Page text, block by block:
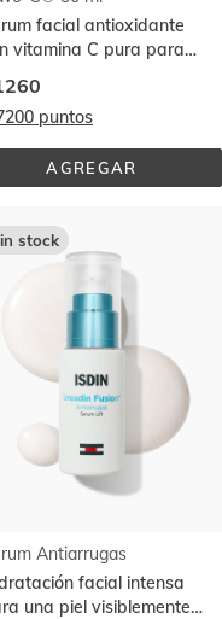
facial antioxidante
vitamina C pura para
piel radiante
puntos
AGREGAR
FLAVO-
Antiarrugas
facial intensa
una piel visiblemente
stock